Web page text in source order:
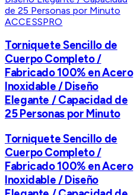
ACCESSPRO
Torniquete Sencillo de
Cuerpo Completo /
Fabricado 100% en Acero
Inoxidable / Diseño
Elegante / Capacidad de
25 Personas por Minuto
Torniquete Sencillo de
Cuerpo Completo /
Fabricado 100% en Acero
Inoxidable / Diseño